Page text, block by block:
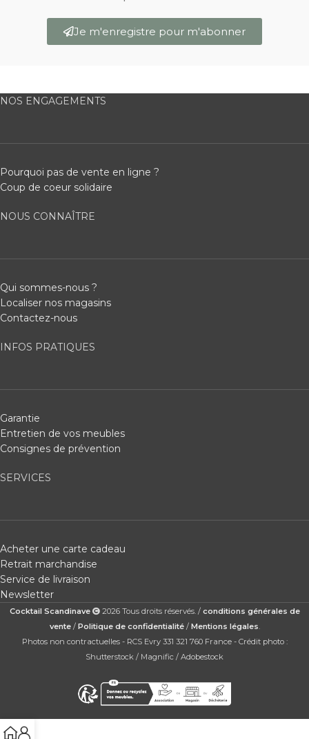
Je m'enregistre pour m'abonner
NOS ENGAGEMENTS
Pourquoi pas de vente en ligne ?
Coup de coeur solidaire
NOUS CONNAÎTRE
Qui sommes-nous ?
Localiser nos magasins
Contactez-nous
INFOS PRATIQUES
Garantie
Entretien de vos meubles
Consignes de prévention
SERVICES
Acheter une carte cadeau
Retrait marchandise
Service de livraison
Newsletter
Cocktail Scandinave 2026 Tous droits réservés. / conditions générales de
vente/ Politique de confidentialité/ Mentions légales.
Photos non contractuelles - RCS Evry 331 321 760 France - Crédit photo :
Shutterstock / Magnific / Adobestock